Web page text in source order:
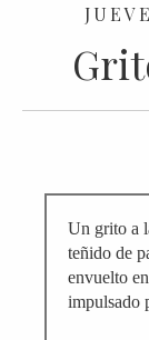
Un grito a
teñido de
envuelto
impulsado